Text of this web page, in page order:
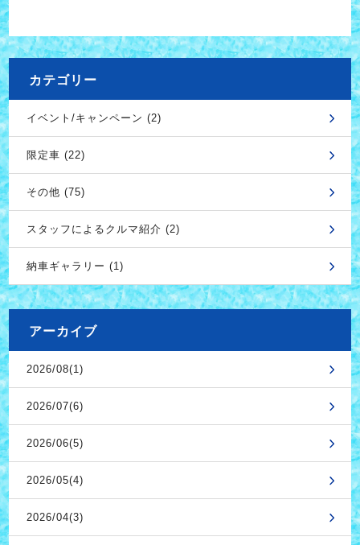
カテゴリー
イベント/キャンペーン (2)
限定車 (22)
その他 (75)
スタッフによるクルマ紹介 (2)
納車ギャラリー (1)
アーカイブ
2026/08(1)
2026/07(6)
2026/06(5)
2026/05(4)
2026/04(3)